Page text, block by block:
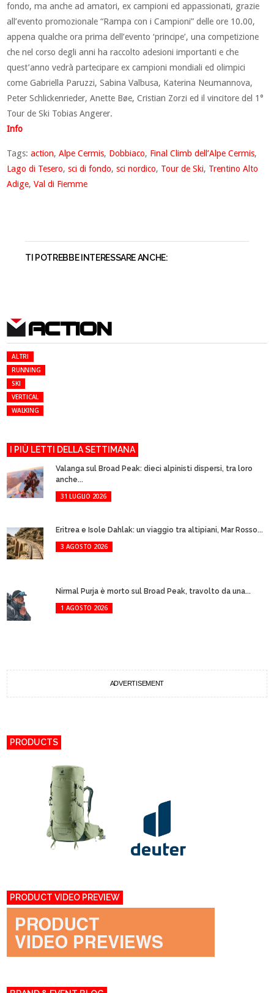
fondo, ma anche ad amatori, ex campioni ed appassionati, grazie
all’evento promozionale “Rampa con i Campioni” delle ore 10.00,
appena qualche ora prima dell’evento ‘principe’, una competizione
che nel corso degli anni ha raccolto adesioni importanti e che
quest’anno vedrà partecipare ex campioni mondiali ed olimpici
come Gabriella Paruzzi, Sabina Valbusa, Katerina Neumannova,
Peter Schlickenrieder, Anette Bøe, Cristian Zorzi ed il vincitore del 1°
Tour de Ski Tobias Angerer.
Info
Tags:action,Alpe Cermis, Dobbiaco, Final Climb dell’Alpe Cermis,
Lago di Tesero,sci di fondo,sci nordico, Tour de Ski, Trentino Alto
Adige,Val di Fiemme
TI POTREBBE INTERESSARE ANCHE:
ACTION
ALTRI
RUNNING
SKI
VERTICAL
WALKING
I PIÙ LETTI DELLA SETTIMANA
Valanga sul Broad Peak: dieci alpinisti dispersi, tra loro
anche...
31 LUGLIO 2026
Eritrea e Isole Dahlak: un viaggio tra altipiani, Mar Rosso...
3 AGOSTO 2026
Nirmal Purja è morto sul Broad Peak, travolto da una...
1 AGOSTO 2026
ADVERTISEMENT
PRODUCTS
PRODUCT VIDEO PREVIEW